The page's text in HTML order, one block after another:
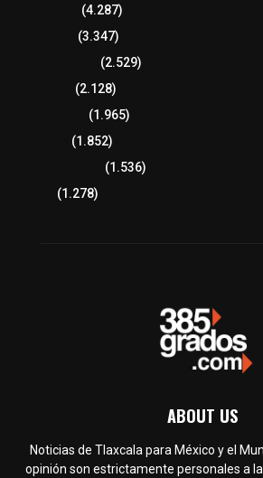
(4.287)
(3.347)
(2.529)
(2.128)
(1.965)
(1.852)
(1.536)
(1.278)
ABOUT US
Noticias de Tlaxcala para México y el
opinión son estrictamente personales a